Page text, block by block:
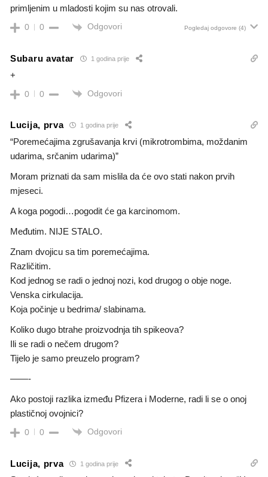
primljenim u mladosti kojim su nas otrovali.
0 0 Odgovori Pogledaj odgovore (4)
Subaru avatar 1 godina prije
+
0 0 Odgovori
Lucija, prva 1 godina prije
“Poremećajima zgrušavanja krvi (mikrotrombima, moždanim
udarima, srčanim udarima)”
Moram priznati da sam mislila da će ovo stati nakon prvih
mjeseci.
A koga pogodi…pogodit će ga karcinomom.
Međutim. NIJE STALO.
Znam dvojicu sa tim poremećajima.
Različitim.
Kod jednog se radi o jednoj nozi, kod drugog o obje noge.
Venska cirkulacija.
Koja počinje u bedrima/ slabinama.
Koliko dugo btrahe proizvodnja tih spikeova?
Ili se radi o nečem drugom?
Tijelo je samo preuzelo program?
——-
Ako postoji razlika između Pfizera i Moderne, radi li se o onoj
plastičnoj ovojnici?
0 0 Odgovori
Lucija, prva 1 godina prije